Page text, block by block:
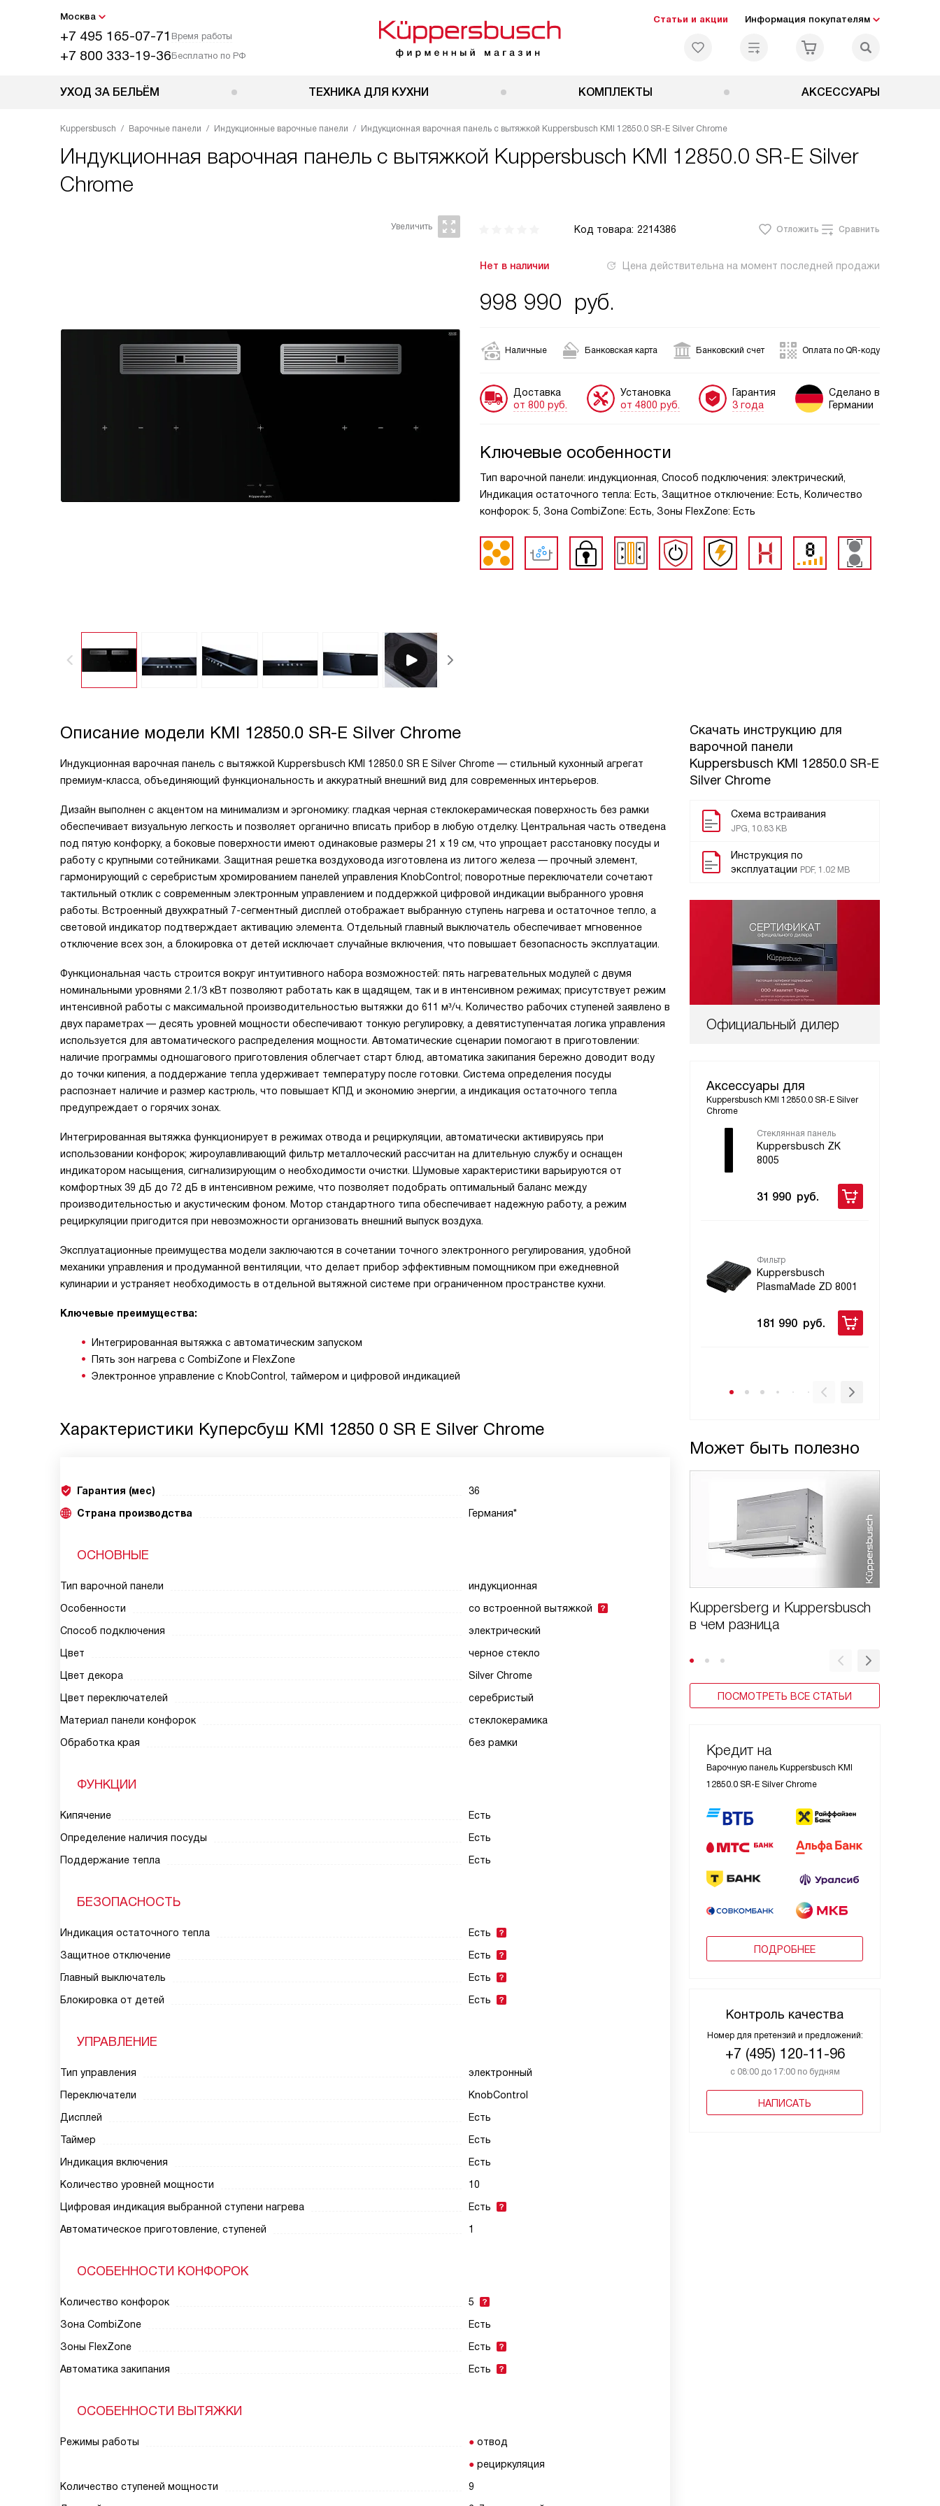
Москва
+7 495 165-07-71 Время работы
+7 800 333-19-36Бесплатно по РФ
Статьи и акции Информация покупателям
УХОД ЗА БЕЛЬЁМ ТЕХНИКА ДЛЯ КУХНИ КОМПЛЕКТЫ АКСЕССУАРЫ
Kuppersbusch Варочные панели Индукционные варочные панели Индукционная варочная панель с вытяжкой Kuppersbusch KMI 12850.0 SR-E Silver Chrome
Индукционная варочная панель с вытяжкой Kuppersbusch KMI 12850.0 SR-E Silver
Chrome
Код товара: 2214386 Отложить Сравнить
Нет в наличии Цена действительна на момент последней продажи
998 990 руб.
Наличные Банковская карта Банковский счет Оплата по QR-коду
Доставка
от 800 руб.
Установка
от 4800 руб.
Гарантия
3 года
Сделано в
Германии
Ключевые особенности
Тип варочной панели: индукционная, Способ подключения: электрический,
Индикация остаточного тепла: Есть, Защитное отключение: Есть, Количество
конфорок: 5, Зона CombiZone: Есть, Зоны FlexZone: Есть
Скачать инструкцию для
варочной панели
Kuppersbusch KMI 12850.0 SR-E
Silver Chrome
Схема встраивания
JPG, 10.83 KB
Инструкция по
эксплуатации PDF, 1.02 MB
Официальный дилер
Аксессуары для
Kuppersbusch KMI 12850.0 SR-E Silver
Chrome
Стеклянная панель
Kuppersbusch ZK
8005
31 990 руб.
Фильтр
Kuppersbusch
PlasmaMade ZD 8001
181 990 руб.
Может быть полезно
Kuppersberg и Kuppersbusch
в чем разница
ПОСМОТРЕТЬ ВСЕ СТАТЬИ
Кредит на
Варочную панель Kuppersbusch KMI
12850.0 SR-E Silver Chrome
ПОДРОБНЕЕ
Контроль качества
Номер для претензий и предложений:
+7 (495) 120-11-96
с 08:00 до 17:00 по будням
НАПИСАТЬ
Описание модели KMI 12850.0 SR-E Silver Chrome
Индукционная варочная панель с вытяжкой Kuppersbusch KMI 12850.0 SR E Silver Chrome — стильный кухонный агрегат
премиум-класса, объединяющий функциональность и аккуратный внешний вид для современных интерьеров.
Дизайн выполнен с акцентом на минимализм и эргономику: гладкая черная стеклокерамическая поверхность без рамки
обеспечивает визуальную легкость и позволяет органично вписать прибор в любую отделку. Центральная часть отведена
под пятую конфорку, а боковые поверхности имеют одинаковые размеры 21 х 19 см, что упрощает расстановку посуды и
работу с крупными сотейниками. Защитная решетка воздуховода изготовлена из литого железа — прочный элемент,
гармонирующий с серебристым хромированием панелей управления KnobControl; поворотные переключатели сочетают
тактильный отклик с современным электронным управлением и поддержкой цифровой индикации выбранного уровня
работы. Встроенный двухкратный 7-сегментный дисплей отображает выбранную ступень нагрева и остаточное тепло, а
световой индикатор подтверждает активацию элемента. Отдельный главный выключатель обеспечивает мгновенное
отключение всех зон, а блокировка от детей исключает случайные включения, что повышает безопасность эксплуатации.
Функциональная часть строится вокруг интуитивного набора возможностей: пять нагревательных модулей с двумя
номинальными уровнями 2.1/3 кВт позволяют работать как в щадящем, так и в интенсивном режимах; присутствует режим
интенсивной работы с максимальной производительностью вытяжки до 611 м³/ч. Количество рабочих ступеней заявлено в
двух параметрах — десять уровней мощности обеспечивают тонкую регулировку, а девятиступенчатая логика управления
используется для автоматического распределения мощности. Автоматические сценарии помогают в приготовлении:
наличие программы одношагового приготовления облегчает старт блюд, автоматика закипания бережно доводит воду
до точки кипения, а поддержание тепла удерживает температуру после готовки. Система определения посуды
распознает наличие и размер кастрюль, что повышает КПД и экономию энергии, а индикация остаточного тепла
предупреждает о горячих зонах.
Интегрированная вытяжка функционирует в режимах отвода и рециркуляции, автоматически активируясь при
использовании конфорок; жироулавливающий фильтр металлoческий рассчитан на длительную службу и оснащен
индикатором насыщения, сигнализирующим о необходимости очистки. Шумовые характеристики варьируются от
комфортных 39 дБ до 72 дБ в интенсивном режиме, что позволяет подобрать оптимальный баланс между
производительностью и акустическим фоном. Мотор стандартного типа обеспечивает надежную работу, а режим
рециркуляции пригодится при невозможности организовать внешний выпуск воздуха.
Эксплуатационные преимущества модели заключаются в сочетании точного электронного регулирования, удобной
механики управления и продуманной вентиляции, что делает прибор эффективным помощником при ежедневной
кулинарии и устраняет необходимость в отдельной вытяжной системе при ограниченном пространстве кухни.
Ключевые преимущества:
Интегрированная вытяжка с автоматическим запуском
Пять зон нагрева с CombiZone и FlexZone
Электронное управление с KnobControl, таймером и цифровой индикацией
Характеристики Куперсбуш KMI 12850 0 SR E Silver Chrome
Гарантия (мес)
36
Страна производства
Германия*
ОСНОВНЫЕ
Тип варочной панели
индукционная
Особенности
со встроенной вытяжкой
Способ подключения
электрический
Цвет
черное стекло
Цвет декора
Silver Chrome
Цвет переключателей
серебристый
Материал панели конфорок
стеклокерамика
Обработка края
без рамки
ФУНКЦИИ
Кипячение
Есть
Определение наличия посуды
Есть
Поддержание тепла
Есть
БЕЗОПАСНОСТЬ
Индикация остаточного тепла
Есть
Защитное отключение
Есть
Главный выключатель
Есть
Блокировка от детей
Есть
УПРАВЛЕНИЕ
Тип управления
электронный
Переключатели
KnobControl
Дисплей
Есть
Таймер
Есть
Индикация включения
Есть
Количество уровней мощности
10
Цифровая индикация выбранной ступени нагрева
Есть
Автоматическое приготовление, ступеней
1
ОСОБЕННОСТИ КОНФОРОК
Количество конфорок
5
Зона CombiZone
Есть
Зоны FlexZone
Есть
Автоматика закипания
Есть
ОСОБЕННОСТИ ВЫТЯЖКИ
Режимы работы
отвод
рециркуляция
Количество ступеней мощности
9